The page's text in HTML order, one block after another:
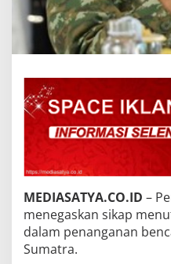
MEDIASATYA.CO.ID –
menegaskan sikap
dalam penanganan
Sumatra.